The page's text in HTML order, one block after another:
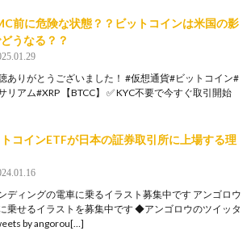
前に危険な状態？？ビットコインは米国の影
うなる？？
ありがとうございました！ #仮想通貨#ビットコイン#
リアム#XRP 【BTCC】 ✅ KYC不要で今すぐ取引開始
コインETFが日本の証券取引所に上場する理
ディングの電車に乗るイラスト募集中です アンゴロウ
乗せるイラストを募集中です ◆アンゴロウのツイッタ
by angorou[…]